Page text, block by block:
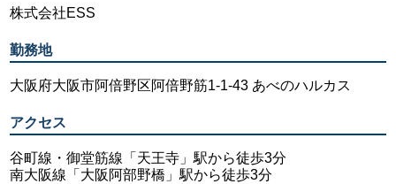
株式会社ESS
勤務地
大阪府大阪市阿倍野区阿倍野筋1-1-43 あべのハルカス
アクセス
谷町線・御堂筋線「天王寺」駅から徒歩3分
南大阪線「大阪阿部野橋」駅から徒歩3分